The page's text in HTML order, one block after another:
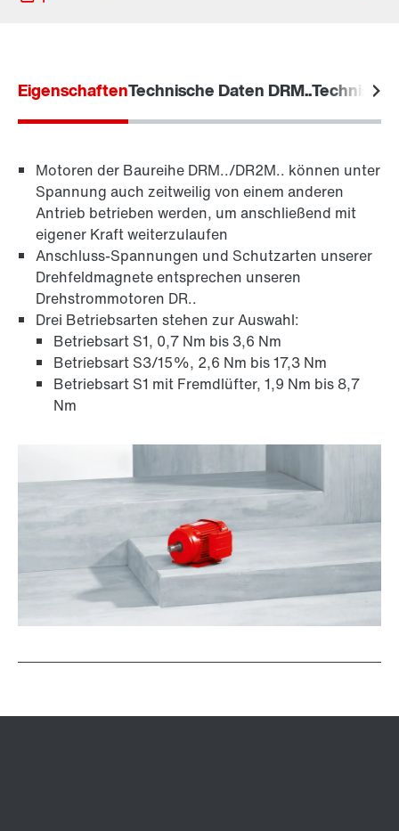
Contact form
Bremsen BE..
Bremsenansteuerung
Oberflächen- und Korrosionsschutz
EigenschaftenTechnische Daten DRM..
Motoren der Baureihe DRM../DR2M.. können unter
Spannung auch zeitweilig von einem anderen
Antrieb betrieben werden, um anschließend mit
eigener Kraft weiterzulaufen
Anschluss-Spannungen und Schutzarten unserer
Drehfeldmagnete entsprechen unseren
Drehstrommotoren DR..
Drei Betriebsarten stehen zur Auswahl:
Betriebsart S1, 0,7 Nm bis 3,6 Nm
Betriebsart S3/15%, 2,6 Nm bis 17,3 Nm
Betriebsart S1 mit Fremdlüfter, 1,9 Nm bis 8,7
Nm